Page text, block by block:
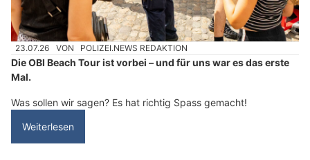
23.07.26 VON POLIZEI.NEWS REDAKTION
Die OBI Beach Tour ist vorbei – und für uns war es das erste
Mal.
Was sollen wir sagen? Es hat richtig Spass gemacht!
Weiterlesen